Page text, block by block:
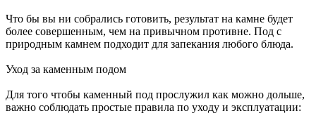
Что бы вы ни собрались готовить, результат на камне будет
более совершенным, чем на привычном противне. Под с
природным камнем подходит для запекания любого блюда.
Уход за каменным подом
Для того чтобы каменный под прослужил как можно дольше,
важно соблюдать простые правила по уходу и эксплуатации: